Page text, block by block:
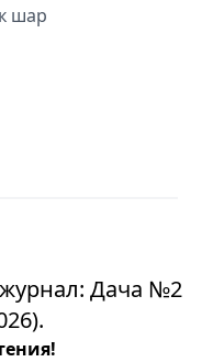
шар
Дача №2